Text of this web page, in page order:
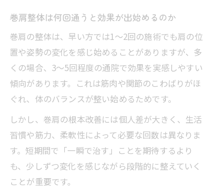
巻肩整体は何回通うと効果が出始めるのか
巻肩の整体は、早い方では1～2回の施術でも肩の位
置や姿勢の変化を感じ始めることがありますが、多
くの場合、3～5回程度の通院で効果を実感しやすい
傾向があります。これは筋肉や関節のこわばりがほ
ぐれ、体のバランスが整い始めるためです。
しかし、巻肩の根本改善には個人差が大きく、生活
習慣や筋力、柔軟性によって必要な回数は異なりま
す。短期間で「一瞬で治す」ことを期待するより
も、少しずつ変化を感じながら段階的に整えていく
ことが重要です。